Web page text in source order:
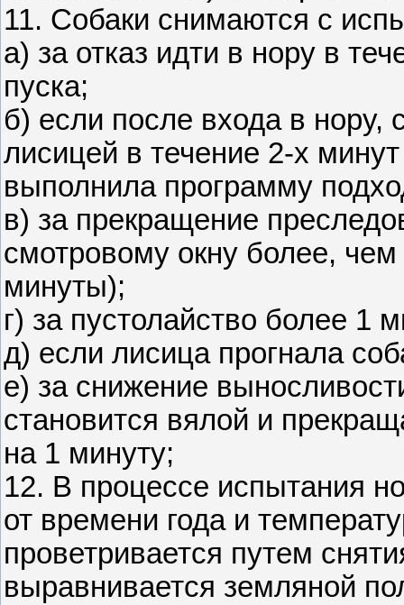
11. Собаки снимаются с
а) за отказ идти в нору в
пуска;
б) если после входа в нору,
лисицей в течение 2-х
выполнила программу
в) за прекращение
смотровому окну более,
минуты);
г) за пустолайство более 1
д) если лисица прогнала
е) за снижение
становится вялой и
на 1 минуту;
12. В процессе испытания
от времени года и
проветривается путем
выравнивается земляной